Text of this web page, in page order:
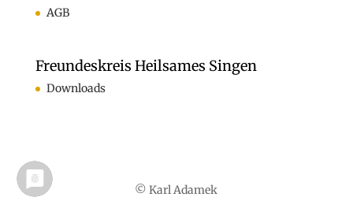
AGB
Freundeskreis Heilsames Singen
Downloads
© Karl Adamek